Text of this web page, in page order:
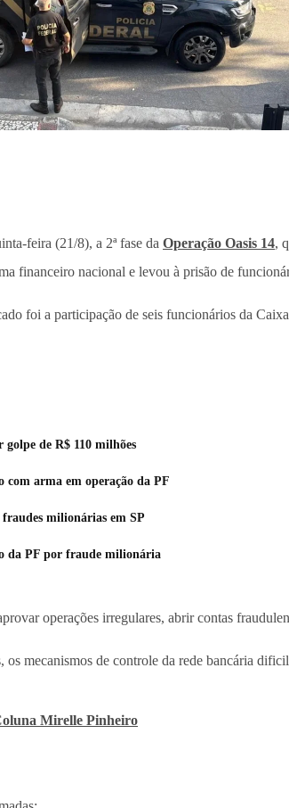
feira (21/8), a 2ª fase da Operação Oasis 14,
financeiro nacional e levou à prisão de
foi a participação de seis funcionários da
de R$ 110 milhões
com arma em operação da PF
milionárias em SP
da PF por fraude milionária
operações irregulares, abrir contas
mecanismos de controle da rede bancária
Mirelle Pinheiro